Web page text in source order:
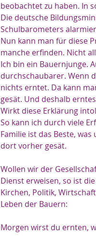
beobachtet zu haben. In
Die deutsche
Schulbarometers
Nun kann man für diese
manche erfinden. Nicht
Ich bin ein Bauernjunge.
durchschaubarer. Wenn
nichts erntet. Da kann
gesät. Und deshalb
Wirkt diese Erklärung
So kann ich durch viele
Familie ist das Beste,
dort vorher gesät.
Wollen wir der
Dienst erweisen, so ist
Kirchen, Politik,
Leben der Bauern:
Morgen wirst du ernten,